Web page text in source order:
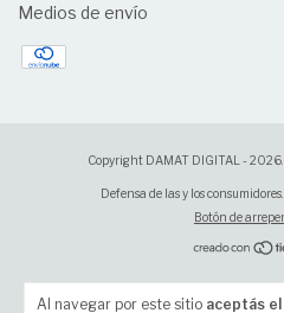
Al navegar por este sitio aceptás
Medios de envío
Copyright DAMAT DIGITAL - 2026.
Defensa de las y los
Botón de